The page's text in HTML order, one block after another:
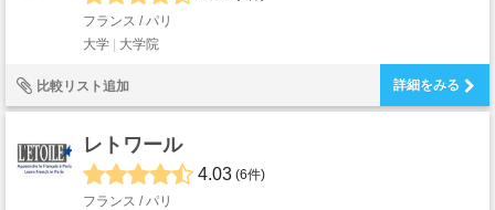
フランス / パリ
大学
大学院
比較リスト追加 詳細をみる
レトワール
4.03 (6件)
フランス / パリ